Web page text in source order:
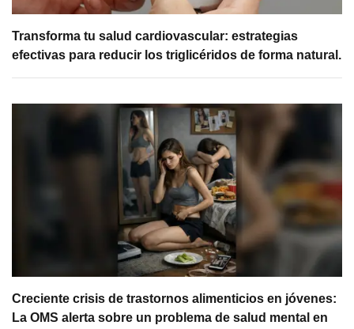
Transforma tu salud cardiovascular: estrategias
efectivas para reducir los triglicéridos de forma natural.
Creciente crisis de trastornos alimenticios en jóvenes:
La OMS alerta sobre un problema de salud mental en